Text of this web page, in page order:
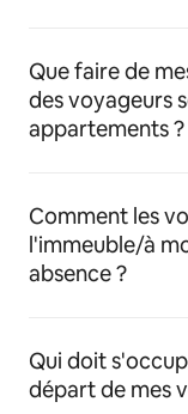
Que faire de
des voyageurs
appartements ?
Comment les
l'immeuble/à
absence ?
Qui doit
départ de mes